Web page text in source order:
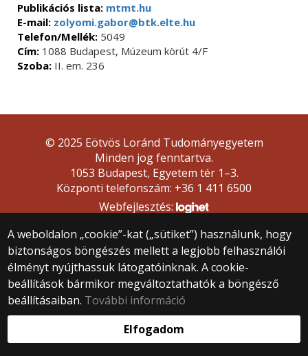
Publikációs lista: mtmt.hu
E-mail: zolyomi.gabor@btk.elte.hu
Telefon/Mellék: 5049
Cím: 1088 Budapest, Múzeum körút 4/F
Szoba: II. em. 236
A weboldalon „cookie”-kat („sütiket”) használunk, hogy
biztonságos böngészés mellett a legjobb felhasználói
élményt nyújthassuk látogatóinknak. A cookie-
beállítások bármikor megváltoztathatók a böngésző
beállításaiban. További információ
Elfogadom
© 2025 Eötvös Loránd Tudományegyetem
Minden jog fenntartva.
1053 Budapest, Egyetem tér 1–3.
Központi telefonszám: +36 1 411 6500
Webfejlesztés: